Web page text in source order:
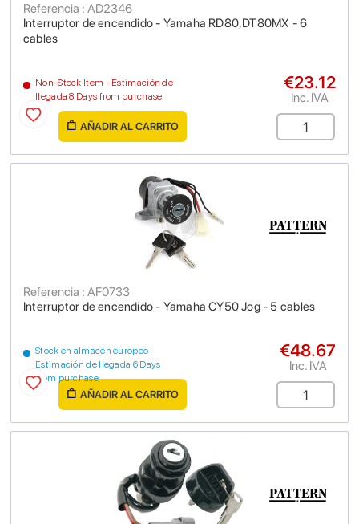
Interruptor de encendido - Yamaha RD80,DT80MX - 6
cables
Referencia : AD2346
Non-Stock Item - Estimación de
llegada 8 Days from purchase
€23.12
Inc. IVA
AÑADIR AL CARRITO
Interruptor de encendido - Yamaha CY50 Jog - 5 cables
Referencia : AF0733
Stock en almacén europeo
Estimación de llegada 6 Days
from purchase
€48.67
Inc. IVA
AÑADIR AL CARRITO